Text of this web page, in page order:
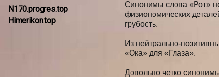
N170.progres.top
Himerikon.top
Синонимы слова «Рот»
физиономических
грубость.
Из нейтрально-
«Ока» для «Глаза».
Довольно четко